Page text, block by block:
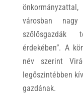
városban
szőlősgazdák
érdekében”. A
név szerint
legőszintébben
gazdának.